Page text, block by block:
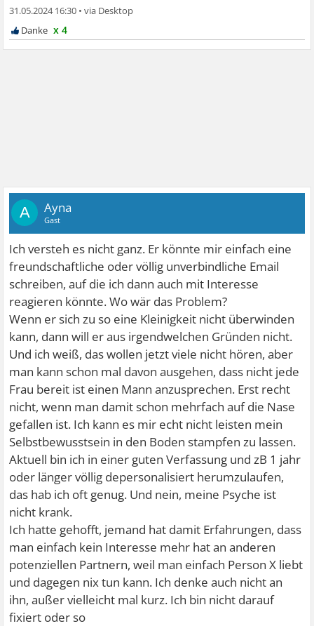
31.05.2024 16:30 •
x 4
A Ayna
Gast
Ich versteh es nicht ganz. Er könnte mir einfach eine
freundschaftliche oder völlig unverbindliche Email
schreiben, auf die ich dann auch mit Interesse
reagieren könnte. Wo wär das Problem?
Wenn er sich zu so eine Kleinigkeit nicht überwinden
kann, dann will er aus irgendwelchen Gründen nicht.
Und ich weiß, das wollen jetzt viele nicht hören, aber
man kann schon mal davon ausgehen, dass nicht jede
Frau bereit ist einen Mann anzusprechen. Erst recht
nicht, wenn man damit schon mehrfach auf die Nase
gefallen ist. Ich kann es mir echt nicht leisten mein
Selbstbewusstsein in den Boden stampfen zu lassen.
Aktuell bin ich in einer guten Verfassung und zB 1 jahr
oder länger völlig depersonalisiert herumzulaufen,
das hab ich oft genug. Und nein, meine Psyche ist
nicht krank.
Ich hatte gehofft, jemand hat damit Erfahrungen, dass
man einfach kein Interesse mehr hat an anderen
potenziellen Partnern, weil man einfach Person X liebt
und dagegen nix tun kann. Ich denke auch nicht an
ihn, außer vielleicht mal kurz. Ich bin nicht darauf
fixiert oder so